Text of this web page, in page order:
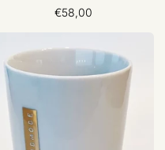
€58,00
Becher
Labelwriter
gold
Goldscherben